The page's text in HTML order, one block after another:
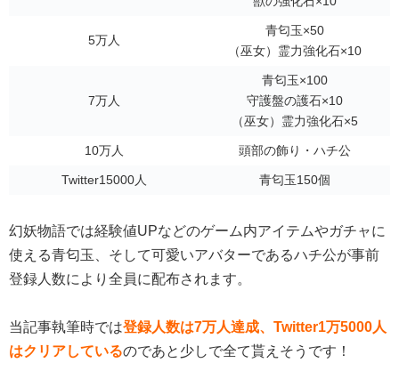
青匂玉×50
（巫女）霊力強化石×10
青匂玉×100
守護盤の護石×10
（巫女）霊力強化石×5
頭部の飾り・ハチ公
青匂玉150個
幻妖物語では経験値UPなどのゲーム内アイテムやガチャに
使える青匂玉、そして可愛いアバターであるハチ公が事前
登録人数により全員に配布されます。
当記事執筆時では 登録人数は7万人達成、Twitter1万5000人
はクリアしている
のであと少しで全て貰えそうです！